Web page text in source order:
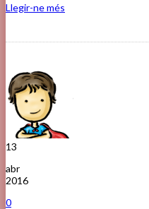
Llegir-ne més
13
abr
2016
0